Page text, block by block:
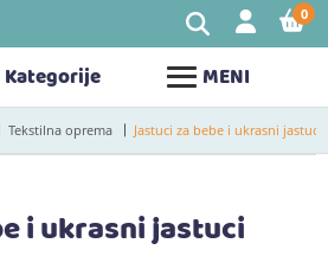
Kategorije MENI
0
Tekstilna oprema Jastuci za bebe i ukrasni jastuci
i ukrasni jastuci